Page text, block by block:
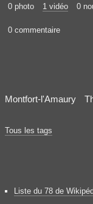
0 photo 1 vidéo 0
0 commentaire
Montfort-l'Amaury
Tous les tags
Liste du 78 de